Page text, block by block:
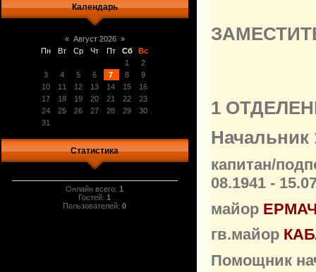
Календарь
« Август 2026 »
Пн
Вт Ср Чт Пт Сб
Вс
1
2
3
4 5 6 7 8
9
10
11 12 13 14 15
16
17
18 19 20 21 22
23
24
25 26 27 28 29
30
31
Статистика
Онлайн всего:1
Гостей:1
Пользователей:0
1
Начальник
капитан/
08.1941 -
майор
гв.майор
Помощник